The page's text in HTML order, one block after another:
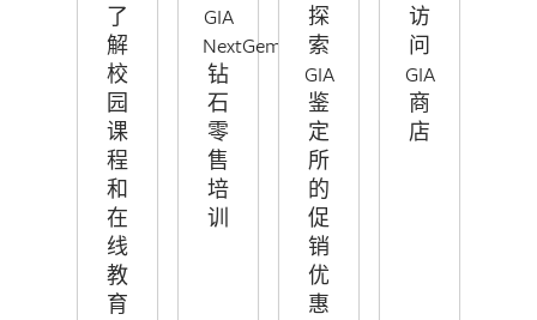
了
解
校
园
课
程
和
在
线
教
育
GIA
NextGem™
钻
石
零
售
培
训
探
索
GIA
鉴
定
所
的
促
销
优
惠
访
问
GIA
商
店